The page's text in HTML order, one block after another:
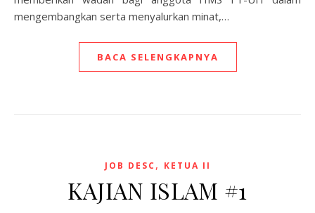
mengembangkan serta menyalurkan minat,…
BACA SELENGKAPNYA
JOB DESC , KETUA II
KAJIAN ISLAM #1